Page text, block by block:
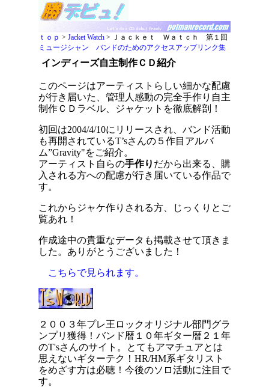
ｔｏｐ > Jacket Watch > Ｊａｃｋｅｔ Ｗａｔｃｈ 第１回
ミュージシャン バンドのためのアクセスアップリンク集
インディーズ自主制作ＣＤ紹介
このページはアーティストらしい細かな配慮
が行き届いた、管理人感動の完全手作り自主
制作ＣＤラベル、ジャケットを徹底解剖！
初回は2004/4/10にリリースされ、バンド活動
も再開されているT’sさんの５作目アルバ
ム”Gravity"をご紹介。
アーティスト自らの手作り だから出来る、購
入される方への配慮が行き届いている作品で
す。
これからジャケ作りされる方、じっくりとご
覧あれ！
作成途中の貴重なデータも掲載させて頂きま
した。ありがとうございました！
こちらで見られます。
２００３年プレ王ロックオリジナル部門グラ
ンプリ獲得！バンド暦１０年ギター暦２１年
のT'sさんのサイト。とてもアマチュアとは
思えないギターテク！HR/HM系ギタリスト
をめざす方は必聴！今後のソロ活動に注目で
す。